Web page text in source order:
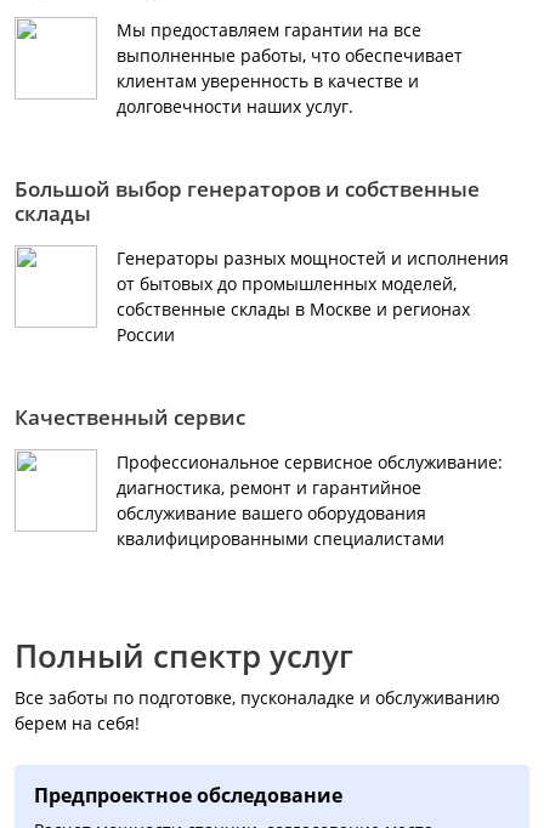
Мы предоставляем гарантии на все
выполненные работы, что обеспечивает
клиентам уверенность в качестве и
долговечности наших услуг.
Большой выбор генераторов и собственные
склады
Генераторы разных мощностей и исполнения
от бытовых до промышленных моделей,
собственные склады в Москве и регионах
России
Качественный сервис
Профессиональное сервисное обслуживание:
диагностика, ремонт и гарантийное
обслуживание вашего оборудования
квалифицированными специалистами
Полный спектр услуг
Все заботы по подготовке, пусконаладке и обслуживанию
берем на себя!
Предпроектное обследование